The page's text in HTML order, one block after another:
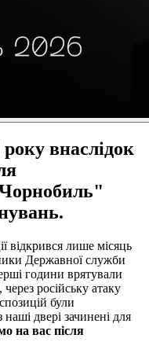
внаслідок
відкрився лише місяць
Державної служби
години врятували
російську атаку
були
двері зачинені для
на вас після